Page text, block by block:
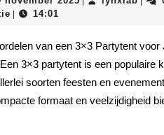
14:01
3×3 partytent is een populaire
soorten feesten en
formaat en veelzijdigheid